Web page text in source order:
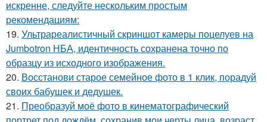
искренне, следуйте нескольким простым
рекомендациям:
19. Ультрареалистичный скриншот камеры поцелуев на
Jumbotron НБА, идентичность сохранена точно по
образцу из исходного изображения.
20. Восстанови старое семейное фото в 1 клик, порадуй
своих бабушек и дедушек.
21. Преобразуй моё фото в кинематографический